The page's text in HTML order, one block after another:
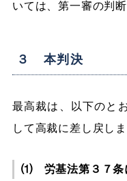
いては、第一審の判
３ 本判決
最高裁は、以下のと
して高裁に差し戻しま
⑴ 労基法第３７条